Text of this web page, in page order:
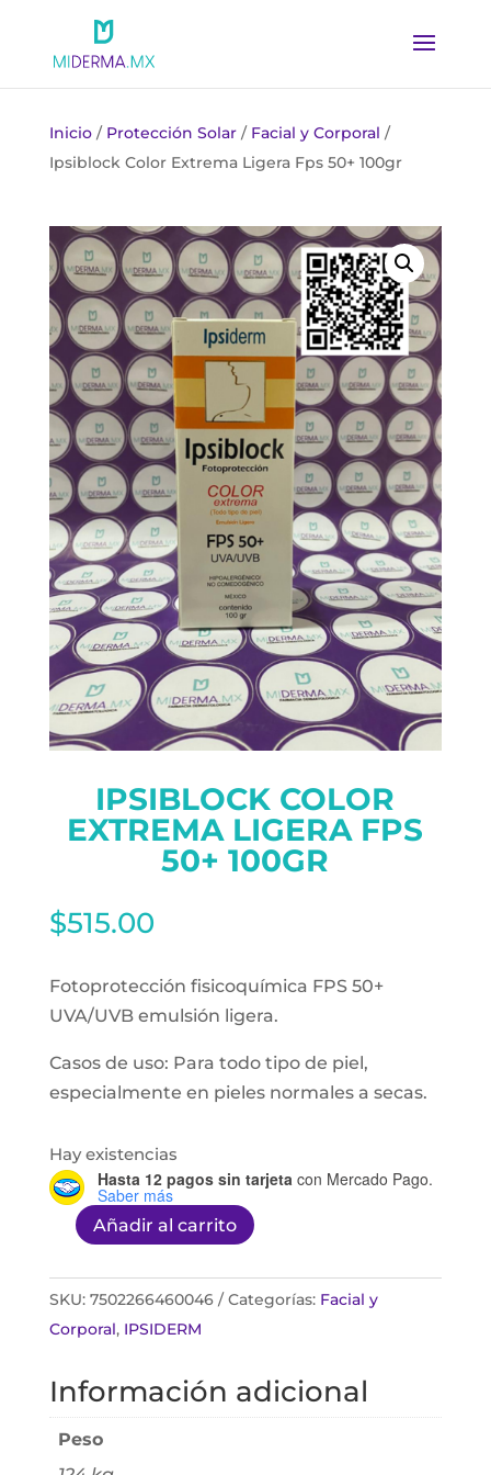
Inicio/ Protección Solar/ Facial y Corporal /
Ipsiblock Color Extrema Ligera Fps 50+ 100gr
IPSIBLOCK COLOR
EXTREMA LIGERA FPS
50+ 100GR
$515.00
Fotoprotección fisicoquímica FPS 50+
UVA/UVB emulsión ligera.
Casos de uso: Para todo tipo de piel,
especialmente en pieles normales a secas.
Hay existencias
Hasta 12 pagos sin tarjeta con Mercado Pago.
Saber más
Ipsiblock
Extrema
Ligera
50+
100gr
cantidad
Añadir al carrito
SKU: 7502266460046 Categorías: Facial y
Corporal, IPSIDERM
Información adicional
Peso